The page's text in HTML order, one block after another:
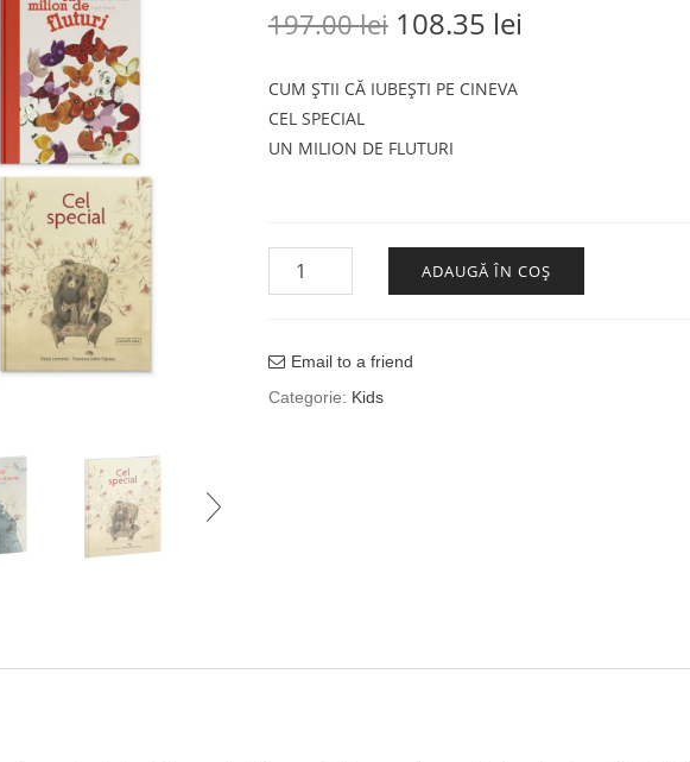
197.00lei Prețul inițial a fost:
108.35 leiPrețul curent
CUM ȘTII CĂ IUBEȘTI PE CINEVA
CEL SPECIAL
UN MILION DE FLUTURI
Cantitate PACHET DESPRE IUBIRE
ADAUGĂ ÎN COȘ
Email to a friend
Categorie: Kids